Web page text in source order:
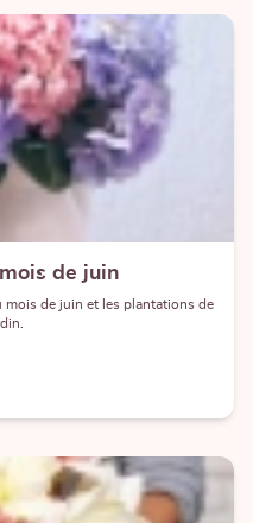
de juin
mois de juin et les plantations de